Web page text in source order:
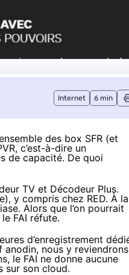
Internet 6 min
des box SFR (et
c’est-à-dire un
de capacité. De quoi
TV et Décodeur Plus.
y compris chez RED. À la
. Alors que l’on pourrait
le FAI réfute.
d’enregistrement
nous y
, le FAI ne donne aucune
sur son cloud.